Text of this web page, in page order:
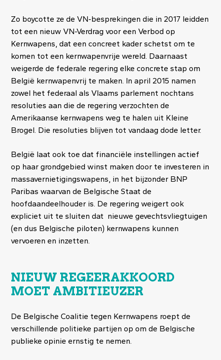
Zo boycotte ze de VN-besprekingen die in 2017 leidden
tot een nieuw VN-Verdrag voor een Verbod op
Kernwapens, dat een concreet kader schetst om te
komen tot een kernwapenvrije wereld. Daarnaast
weigerde de federale regering elke concrete stap om
België kernwapenvrij te maken. In april 2015 namen
zowel het federaal als Vlaams parlement nochtans
resoluties aan die de regering verzochten de
Amerikaanse kernwapens weg te halen uit Kleine
Brogel. Die resoluties blijven tot vandaag dode letter.
België laat ook toe dat financiële instellingen actief
op haar grondgebied winst maken door te investeren in
massavernietigingswapens, in het bijzonder BNP
Paribas waarvan de Belgische Staat de
hoofdaandeelhouder is. De regering weigert ook
expliciet uit te sluiten dat nieuwe gevechtsvliegtuigen
(en dus Belgische piloten) kernwapens kunnen
vervoeren en inzetten.
NIEUW REGEERAKKOORD
MOET AMBITIEUZER
De Belgische Coalitie tegen Kernwapens roept de
verschillende politieke partijen op om de Belgische
publieke opinie ernstig te nemen.